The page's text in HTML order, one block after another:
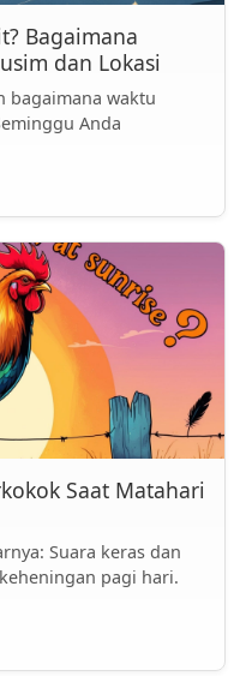
Bagaimana
dan Lokasi
bagaimana waktu
Anda
Saat Matahari
Suara keras dan
pagi hari.